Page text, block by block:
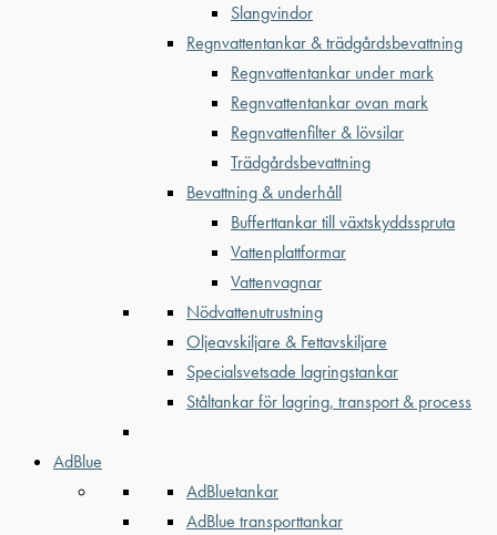
Slangvindor
Regnvattentankar & trädgårdsbevattning
Regnvattentankar under mark
Regnvattentankar ovan mark
Regnvattenfilter & lövsilar
Trädgårdsbevattning
Bevattning & underhåll
Bufferttankar till växtskyddsspruta
Vattenplattformar
Vattenvagnar
Nödvattenutrustning
Oljeavskiljare & Fettavskiljare
Specialsvetsade lagringstankar
Ståltankar för lagring, transport & process
AdBlue
AdBluetankar
AdBlue transporttankar